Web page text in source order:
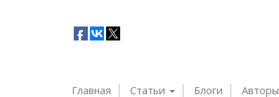
Главная Статьи Блоги Авторы